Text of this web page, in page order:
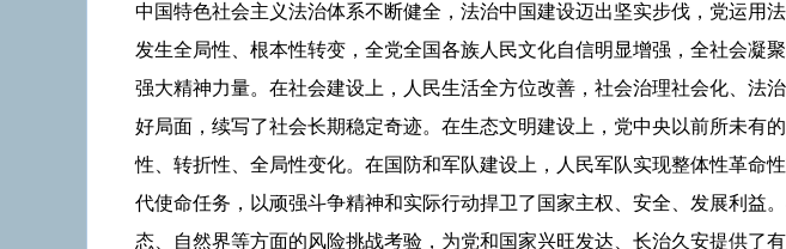
中国特色社会主义法治体系不断健全，法治中国建设迈出坚实步伐，党运用
发生全局性、根本性转变，全党全国各族人民文化自信明显增强，全社会凝
强大精神力量。在社会建设上，人民生活全方位改善，社会治理社会化、法
好局面，续写了社会长期稳定奇迹。在生态文明建设上，党中央以前所未有
性、转折性、全局性变化。在国防和军队建设上，人民军队实现整体性革命
代使命任务，以顽强斗争精神和实际行动捍卫了国家主权、安全、发展利益
态、自然界等方面的风险挑战考验，为党和国家兴旺发达、长治久安提供了